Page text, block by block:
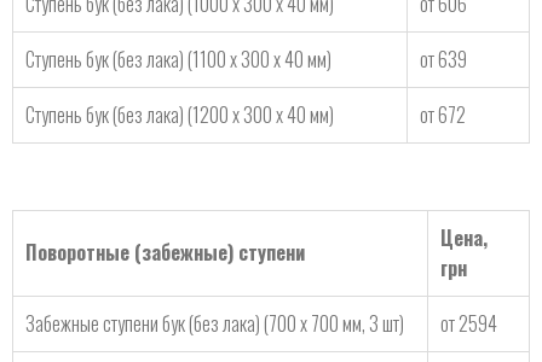
Ступень бук (без лака) (1100 х 300 х 40 мм)
от 639
Ступень бук (без лака) (1200 х 300 х 40 мм)
от 672
Поворотные (забежные) ступени
Цена,
грн
Забежные ступени бук (без лака) (700 х 700 мм, 3 шт)
от 2594